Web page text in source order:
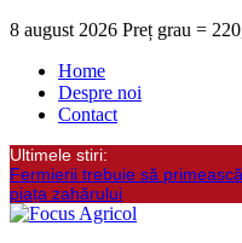
8 august 2026 Preț grau =
Home
Despre noi
Contact
Ultimele stiri:
Fermierii trebuie să
piața zahărului